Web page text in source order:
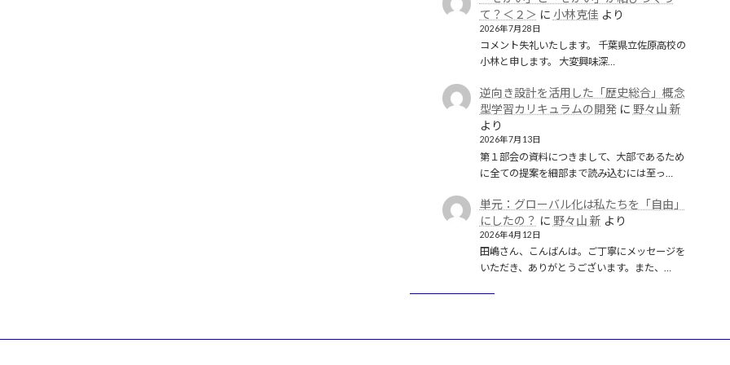
て？＜２＞ に 小林克佳 より
2026年7月28日
コメント失礼いたします。 千葉県立佐原高校の
小林と申します。 大変興味深…
逆向き設計を活用した「歴史総合」概念
型学習カリキュラムの開発に 野々山 新
より
2026年7月13日
第１部会の資料につきまして、大部であるため
に全ての提案を細部まで読み込むには至っ…
単元：グローバル化は私たちを「自由」
にしたの？ に 野々山 新 より
2026年4月12日
田嶋さん、こんばんは。ご丁寧にメッセージを
いただき、ありがとうございます。また、…